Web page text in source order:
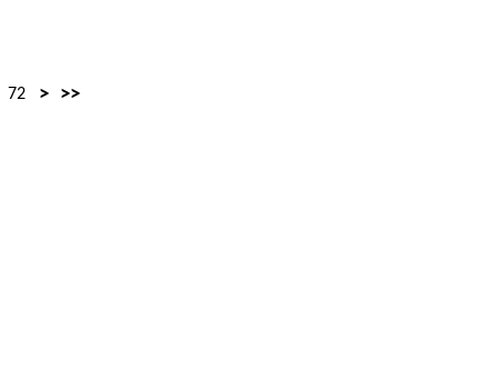
72 > >>